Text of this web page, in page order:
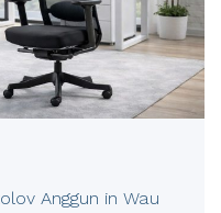
Anggun in Wau